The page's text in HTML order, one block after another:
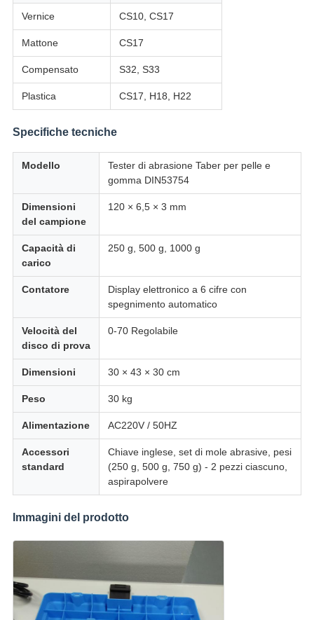
Vernice CS10, CS17
Mattone CS17
Compensato S32, S33
Plastica CS17, H18, H22
Specifiche tecniche
Modello
Tester di abrasione Taber per pelle e
gomma DIN53754
Dimensioni
del campione
120 × 6,5 × 3 mm
Capacità di
carico
250 g, 500 g, 1000 g
Contatore
Display elettronico a 6 cifre con
spegnimento automatico
Velocità del
disco di prova
0-70 Regolabile
Dimensioni 30 × 43 × 30 cm
Peso 30 kg
Alimentazione AC220V / 50HZ
Accessori
standard
Chiave inglese, set di mole abrasive, pesi
(250 g, 500 g, 750 g) - 2 pezzi ciascuno,
aspirapolvere
Immagini del prodotto